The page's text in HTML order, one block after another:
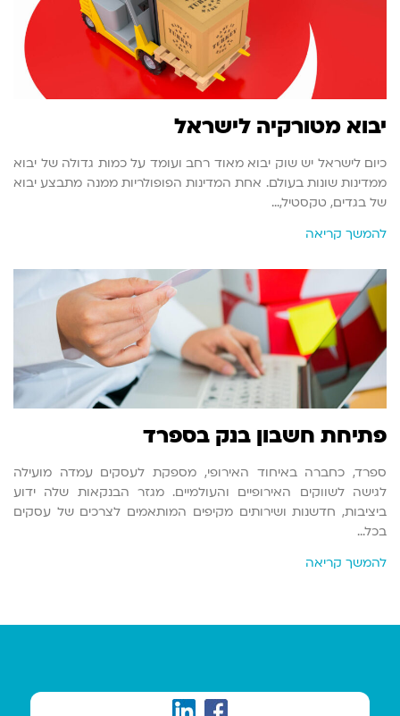
יבוא מטורקיה לישראל
כיום לישראל יש שוק יבוא מאוד רחב ועומד על כמות גדולה של יבוא
ממדינות שונות בעולם. אחת המדינות הפופולריות ממנה מתבצע יבוא
של בגדים, טקסטיל,…
להמשך קריאה
פתיחת חשבון בנק בספרד
ספרד, כחברה באיחוד האירופי, מספקת לעסקים עמדה מועילה
לגישה לשווקים האירופיים והעולמיים. מגזר הבנקאות שלה ידוע
ביציבות, חדשנות ושירותים מקיפים המותאמים לצרכים של עסקים
בכל…
להמשך קריאה